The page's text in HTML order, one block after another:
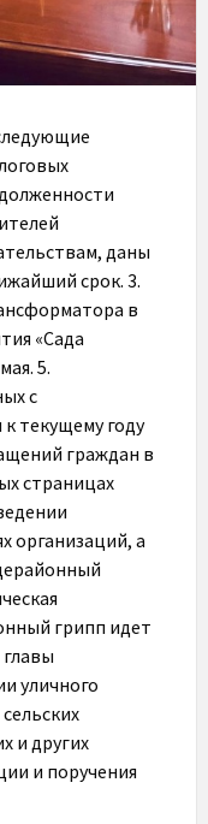
даны
срок. 3.
в
«Сада
5.
с
текущему году
граждан в
страницах
организаций, а
грипп идет
уличного
и других
и поручения